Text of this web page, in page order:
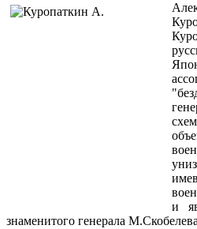
и
знаменитого генерала